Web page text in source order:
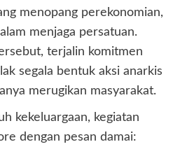
menopang perekonomian,
menjaga persatuan.
terjalin komitmen
segala bentuk aksi anarkis
merugikan masyarakat.
kekeluargaan, kegiatan
dengan pesan damai: